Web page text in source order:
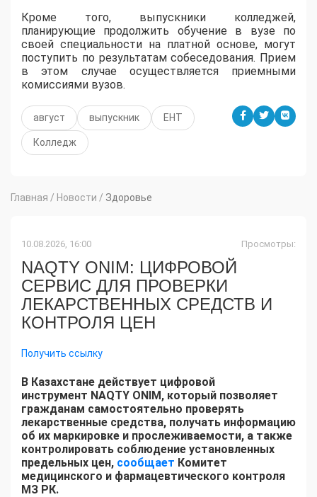
Кроме того, выпускники колледжей,
планирующие продолжить обучение в вузе по
своей специальности на платной основе, могут
поступить по результатам собеседования. Прием
в этом случае осуществляется приемными
комиссиями вузов.
август выпускник ЕНТ
Колледж
Главная / Новости / Здоровье
10.08.2026, 16:00 Просмотры:
NAQTY ONIM: ЦИФРОВОЙ
СЕРВИС ДЛЯ ПРОВЕРКИ
ЛЕКАРСТВЕННЫХ СРЕДСТВ И
КОНТРОЛЯ ЦЕН
Получить ссылку
В Казахстане действует цифровой
инструмент NAQTY ONIM, который позволяет
гражданам самостоятельно проверять
лекарственные средства, получать информацию
об их маркировке и прослеживаемости, а также
контролировать соблюдение установленных
предельных цен, сообщает Комитет
медицинского и фармацевтического контроля
МЗ РК.